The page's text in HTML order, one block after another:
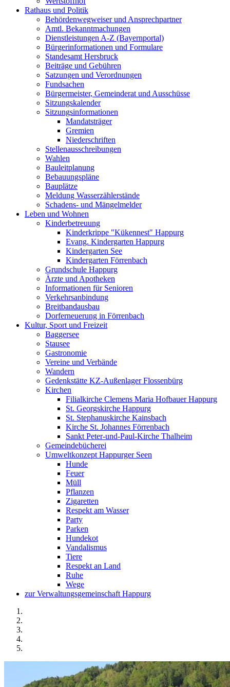
Rathaus und Politik
Behördenwegweiser und Ansprechpartner
Amtl. Bekanntmachungen
Dienstleistungen A-Z (Bayernportal)
Bürgerinformationen und Formulare
Standesamt Hersbruck
Beiträge und Gebühren
Satzungen und Verordnungen
Fundsachen
Bürgermeister, Gemeinderat und Ausschüsse
Sitzungskalender
Sitzungsinformationen
Mandatsträger
Gremien
Niederschriften
Stellenausschreibungen
Wahlen
Bauleitplanung
Bebauungspläne
Bauplätze
Meldung Wasserzählerstände
Schadens- und Mängelmelder
Leben und Wohnen
Kinderbetreuung
Kinderkrippe "Kükennest" Happurg
Evang. Kindergarten Happurg
Kindergarten See
Kindergarten Förrenbach
Grundschule Happurg
Ärzte und Apotheken
Informationen für Senioren
Verkehrsanbindung
Breitbandausbau
Dorferneuerung in Förrenbach
Kultur, Sport und Freizeit
Baggersee
Stausee
Gastronomie
Vereine und Verbände
Wandern
Gedenkstätte KZ-Außenlager Flossenbürg
Kirchen
Filialkirche Clemens Maria Hofbauer Happurg
St. Georgskirche Happurg
St. Stephanuskirche Kainsbach
Kirche St. Johannes Förrenbach
Sankt Peter-und-Paul-Kirche Thalheim
Gemeindebücherei
Umweltkonzept Happurger Seen
Hunde
Feuer
Müll
Pflanzen
Zigaretten
Respekt am Wasser
Party
Parken
Hundekot
Vandalismus
Tiere
Respekt an Land
Ruhe
Wege
zur Verwaltungsgemeinschaft Happurg